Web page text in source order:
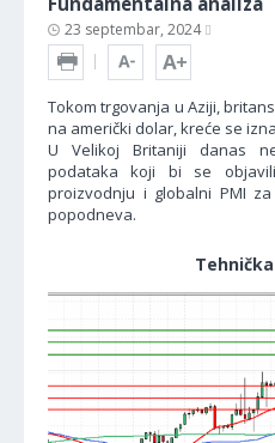
23 septembar, 2024
Tokom trgovanja u Aziji,
na američki dolar, kreće se
U Velikoj Britaniji danas
podataka koji bi se
proizvodnju i globalni PMI
popodneva.